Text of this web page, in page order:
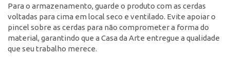
Para o armazenamento, guarde o produto com as cerdas
voltadas para cima em local seco e ventilado. Evite apoiar o
pincel sobre as cerdas para não comprometer a forma do
material, garantindo que a Casa da Arte entregue a qualidade
que seu trabalho merece.